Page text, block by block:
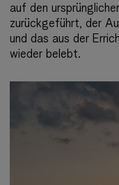
auf den
zurückgeführt, der
und das aus der
wieder belebt.